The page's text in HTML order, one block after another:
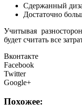
Сдержанный
Достаточно
Учитывая
будет считать все
Вконтакте
Facebook
Twitter
Google+
Похожее: